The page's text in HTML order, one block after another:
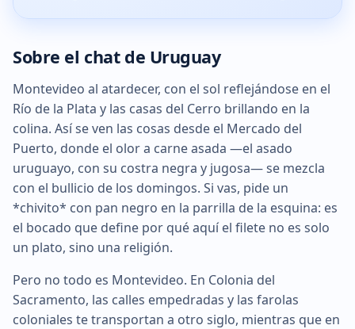
Sobre el chat de Uruguay
Montevideo al atardecer, con el sol reflejándose en el
Río de la Plata y las casas del Cerro brillando en la
colina. Así se ven las cosas desde el Mercado del
Puerto, donde el olor a carne asada —el asado
uruguayo, con su costra negra y jugosa— se mezcla
con el bullicio de los domingos. Si vas, pide un
*chivito* con pan negro en la parrilla de la esquina: es
el bocado que define por qué aquí el filete no es solo
un plato, sino una religión.
Pero no todo es Montevideo. En Colonia del
Sacramento, las calles empedradas y las farolas
coloniales te transportan a otro siglo, mientras que en